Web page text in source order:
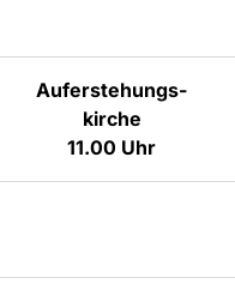
Auferstehungs-
kirche
11.00 Uhr